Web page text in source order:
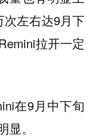
左右达9月下
拉开一定
在9月中下旬
。